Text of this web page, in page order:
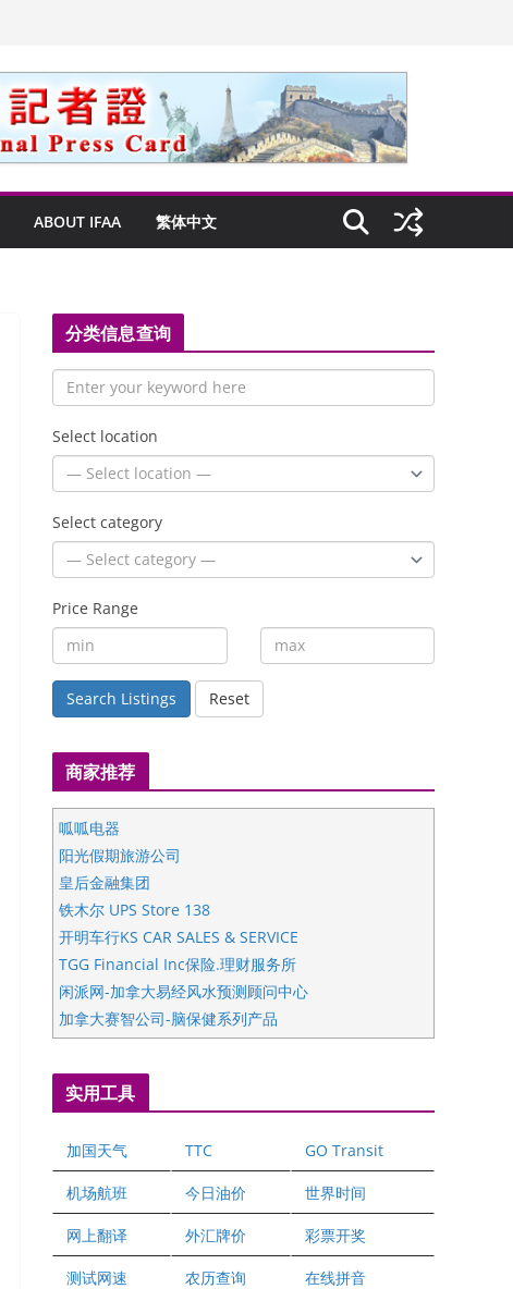
ABOUT IFAA 繁体中文
分类信息查询
Select location
Select category
Price Range
Search Listings Reset
商家推荐
呱呱电器
阳光假期旅游公司
皇后金融集团
铁木尔 UPS Store 138
开明车行KS CAR SALES & SERVICE
TGG Financial Inc保险.理财服务所
闲派网-加拿大易经风水预测顾问中心
加拿大赛智公司-脑保健系列产品
五星国艺拍卖及评估公司
国际注册执业营养师公会
爱德华连锁酒店万锦分店
健健宝公司
二十一世纪美联地产公司
全球趋势移民留学
盛达资本
正点印艺设计
实用工具
加国天气 TTC GO Transit
机场航班 今日油价 世界时间
网上翻译 外汇牌价 彩票开奖
测试网速 农历查询 在线拼音